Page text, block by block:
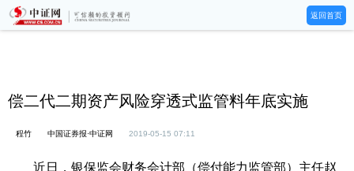
返回首页
偿二代二期资产风险穿透式监管料年底实施
程竹 中国证券报·中证网 2019-05-15 07:11
近日，银保监会财务会计部（偿付能力监管部）主任赵